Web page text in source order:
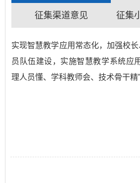
征集渠道意见 征集
实现智慧教学应用常态化，加强校
员队伍建设，实施智慧教学系统应
理人员懂、学科教师会、技术骨干精